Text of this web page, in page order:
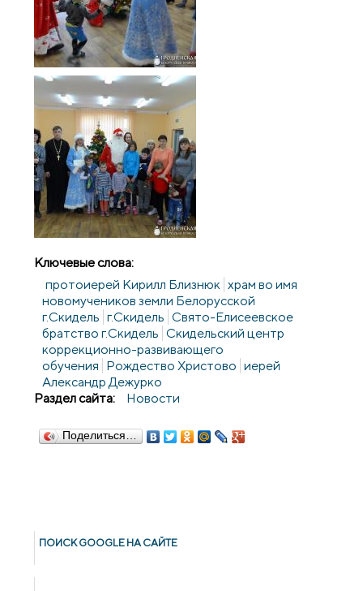
Ключевые слова:
протоиерей Кирилл Близнюк храм во имя
новомучеников земли Белорусской
г.Скидель г.Скидель Свято-Елисеевское
братство г.Скидель Скидельский центр
коррекционно-развивающего
обучения Рождество Христово иерей
Александр Дежурко
Раздел сайта:
Новости
Поделиться…
ПОИСК GOОGLE НА САЙТЕ